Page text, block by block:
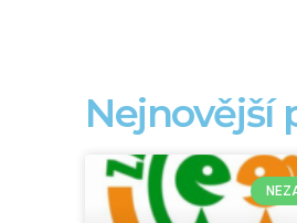
Nejnovější